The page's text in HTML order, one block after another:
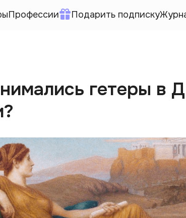
Профессии Подарить подписку
гетеры в